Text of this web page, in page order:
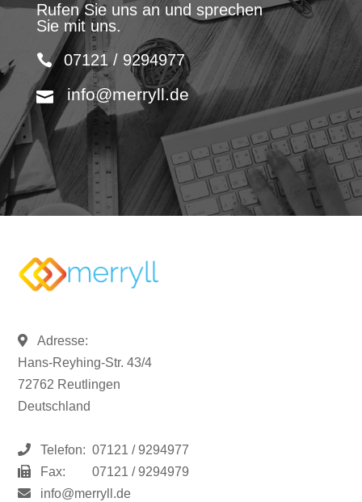
Rufen Sie uns an und sprechen
Sie mit uns.
07121 / 9294977
info@merryll.de
Adresse:
Hans-Reyhing-Str. 43/4
72762 Reutlingen
Deutschland
Telefon: 07121 / 9294977
Fax:
07121 / 9294979
info@merryll.de